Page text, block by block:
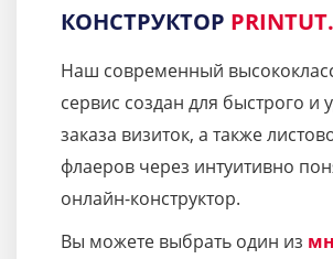
КОНСТРУКТОР
Наш современный
сервис создан для быстрого и
заказа визиток, а также
флаеров через интуитивно
онлайн-конструктор.
Вы можете выбрать один из